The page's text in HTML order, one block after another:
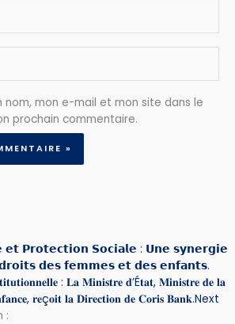
nom, mon e-mail et mon site dans le
prochain commentaire.
𝗲𝘁 𝗣𝗿𝗼𝘁𝗲𝗰𝘁𝗶𝗼𝗻 𝗦𝗼𝗰𝗶𝗮𝗹𝗲 : 𝗨𝗻𝗲 𝘀𝘆𝗻𝗲𝗿𝗴𝗶𝗲
𝗱𝗲𝘀 𝗳𝗲𝗺𝗺𝗲𝘀 𝗲𝘁 𝗱𝗲𝘀 𝗲𝗻𝗳𝗮𝗻𝘁𝘀.
: 𝐋𝐚 𝐌𝐢𝐧𝐢𝐬𝐭𝐫𝐞 𝐝’É𝐭𝐚𝐭, 𝐌𝐢𝐧𝐢𝐬𝐭𝐫𝐞 𝐝𝐞 𝐥𝐚
𝐫𝐞ç𝐨𝐢𝐭 𝐥𝐚 𝐃𝐢𝐫𝐞𝐜𝐭𝐢𝐨𝐧 𝐝𝐞 𝐂𝐨𝐫𝐢𝐬 𝐁𝐚𝐧𝐤.Next
: